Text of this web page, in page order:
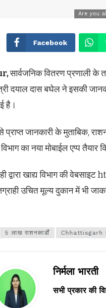
Are you
Facebook
सार्वजनिक वितरण प्रणाली के
दयाल दास बघेल ने इसकी
है।
प्राप्त जानकारी के मुताबिक,
का नया मोबाईल एप्प
द्वारा खाद्य विभाग की
उचित मूल्य दुकान में भी
5 लाख राशनकार्डों Chhattisgarh
निर्मला भारती
सभी प्रकार की